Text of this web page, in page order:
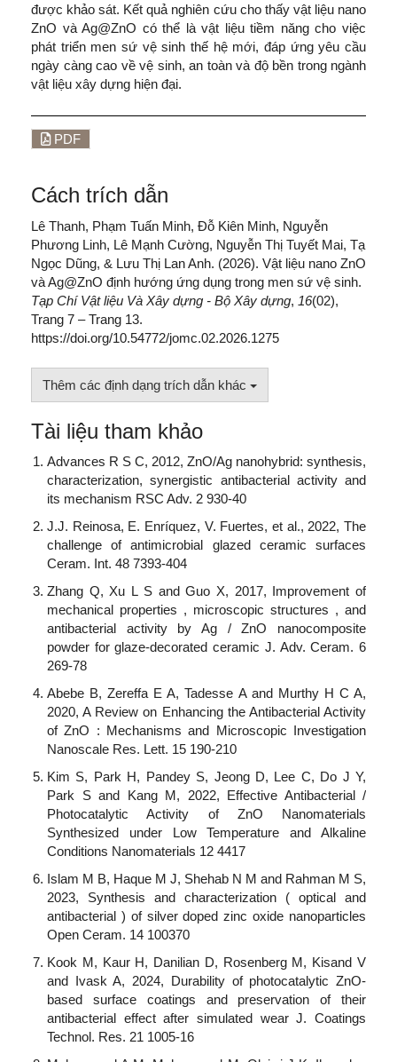
được khảo sát. Kết quả nghiên cứu cho thấy vật liệu nano
ZnO và Ag@ZnO có thể là vật liệu tiềm năng cho việc
phát triển men sứ vệ sinh thế hệ mới, đáp ứng yêu cầu
ngày càng cao về vệ sinh, an toàn và độ bền trong ngành
vật liệu xây dựng hiện đại.
PDF
Cách trích dẫn
Lê Thanh, Phạm Tuấn Minh, Đỗ Kiên Minh, Nguyễn
Phương Linh, Lê Mạnh Cường, Nguyễn Thị Tuyết Mai, Tạ
Ngọc Dũng, & Lưu Thị Lan Anh. (2026). Vật liệu nano ZnO
và Ag@ZnO định hướng ứng dụng trong men sứ vệ sinh.
Tạp Chí Vật liệu Và Xây dựng - Bộ Xây dựng, 16(02),
Trang 7 – Trang 13.
https://doi.org/10.54772/jomc.02.2026.1275
Thêm các định dạng trích dẫn khác
Tài liệu tham khảo
Advances R S C, 2012, ZnO/Ag nanohybrid: synthesis,
characterization, synergistic antibacterial activity and
its mechanism RSC Adv. 2 930-40
J.J. Reinosa, E. Enríquez, V. Fuertes, et al., 2022, The
challenge of antimicrobial glazed ceramic surfaces
Ceram. Int. 48 7393-404
Zhang Q, Xu L S and Guo X, 2017, Improvement of
mechanical properties , microscopic structures , and
antibacterial activity by Ag / ZnO nanocomposite
powder for glaze-decorated ceramic J. Adv. Ceram. 6
269-78
Abebe B, Zereffa E A, Tadesse A and Murthy H C A,
2020, A Review on Enhancing the Antibacterial Activity
of ZnO : Mechanisms and Microscopic Investigation
Nanoscale Res. Lett. 15 190-210
Kim S, Park H, Pandey S, Jeong D, Lee C, Do J Y,
Park S and Kang M, 2022, Effective Antibacterial /
Photocatalytic Activity of ZnO Nanomaterials
Synthesized under Low Temperature and Alkaline
Conditions Nanomaterials 12 4417
Islam M B, Haque M J, Shehab N M and Rahman M S,
2023, Synthesis and characterization ( optical and
antibacterial ) of silver doped zinc oxide nanoparticles
Open Ceram. 14 100370
Kook M, Kaur H, Danilian D, Rosenberg M, Kisand V
and Ivask A, 2024, Durability of photocatalytic ZnO-
based surface coatings and preservation of their
antibacterial effect after simulated wear J. Coatings
Technol. Res. 21 1005-16